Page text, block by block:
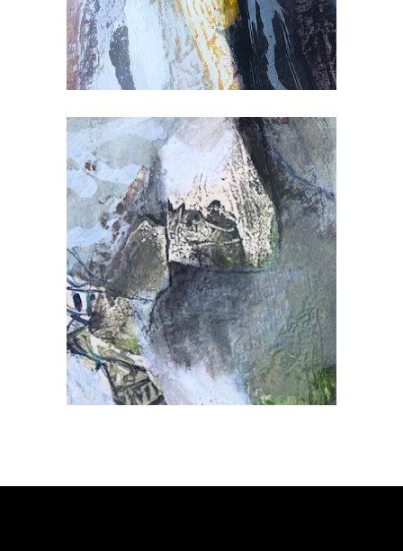
Sur Papier
Depuis toujours
Sur Papier
Donneurs d’ombres